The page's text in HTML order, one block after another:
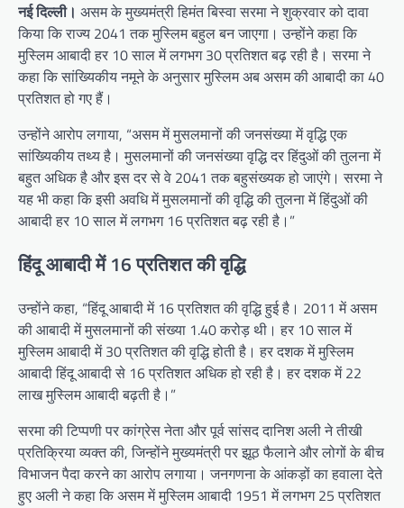
नई दिल्ली। असम के मुख्यमंत्री हिमंत बिस्वा सरमा ने शुक्रवार को दावा
किया कि राज्य 2041 तक मुस्लिम बहुल बन जाएगा। उन्होंने कहा कि
मुस्लिम आबादी हर 10 साल में लगभग 30 प्रतिशत बढ़ रही है। सरमा ने
कहा कि सांख्यिकीय नमूने के अनुसार मुस्लिम अब असम की आबादी का 40
प्रतिशत हो गए हैं।
उन्होंने आरोप लगाया, “असम में मुसलमानों की जनसंख्या में वृद्धि एक
सांख्यिकीय तथ्य है। मुसलमानों की जनसंख्या वृद्धि दर हिंदुओं की तुलना में
बहुत अधिक है और इस दर से वे 2041 तक बहुसंख्यक हो जाएंगे। सरमा ने
यह भी कहा कि इसी अवधि में मुसलमानों की वृद्धि की तुलना में हिंदुओं की
आबादी हर 10 साल में लगभग 16 प्रतिशत बढ़ रही है।”
हिंदू आबादी में 16 प्रतिशत की वृद्धि
उन्होंने कहा, “हिंदू आबादी में 16 प्रतिशत की वृद्धि हुई है। 2011 में असम
की आबादी में मुसलमानों की संख्या 1.40 करोड़ थी। हर 10 साल में
मुस्लिम आबादी में 30 प्रतिशत की वृद्धि होती है। हर दशक में मुस्लिम
आबादी हिंदू आबादी से 16 प्रतिशत अधिक हो रही है। हर दशक में 22
लाख मुस्लिम आबादी बढ़ती है।”
सरमा की टिप्पणी पर कांग्रेस नेता और पूर्व सांसद दानिश अली ने तीखी
प्रतिक्रिया व्यक्त की, जिन्होंने मुख्यमंत्री पर झूठ फैलाने और लोगों के बीच
विभाजन पैदा करने का आरोप लगाया। जनगणना के आंकड़ों का हवाला देते
हुए अली ने कहा कि असम में मुस्लिम आबादी 1951 में लगभग 25 प्रतिशत